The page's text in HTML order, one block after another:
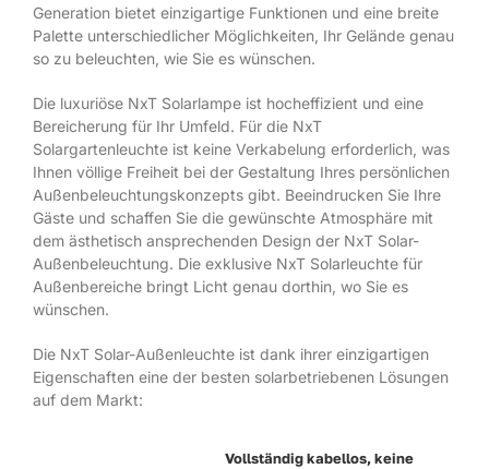
Generation bietet einzigartige Funktionen und eine breite
Palette unterschiedlicher Möglichkeiten, Ihr Gelände genau
so zu beleuchten, wie Sie es wünschen.
Die luxuriöse NxT Solarlampe ist hocheffizient und eine
Bereicherung für Ihr Umfeld. Für die NxT
Solargartenleuchte ist keine Verkabelung erforderlich, was
Ihnen völlige Freiheit bei der Gestaltung Ihres persönlichen
Außenbeleuchtungskonzepts gibt. Beeindrucken Sie Ihre
Gäste und schaffen Sie die gewünschte Atmosphäre mit
dem ästhetisch ansprechenden Design der NxT Solar-
Außenbeleuchtung. Die exklusive NxT Solarleuchte für
Außenbereiche bringt Licht genau dorthin, wo Sie es
wünschen.
Die NxT Solar-Außenleuchte ist dank ihrer einzigartigen
Eigenschaften eine der besten solarbetriebenen Lösungen
auf dem Markt:
Vollständig kabellos, keine